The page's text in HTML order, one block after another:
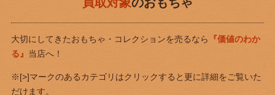
大切にしてきたおもちゃ・コレクションを売るなら
『価値のわか
る』 当店へ！
※[>]マークのあるカテゴリはクリックすると更に詳細をご覧いた
だけます。